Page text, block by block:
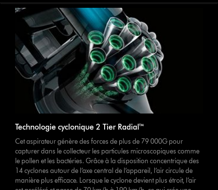
Technologie cyclonique 2 Tier Radial™
Cet aspirateur génère des forces de plus de 79 000G pour
capturer dans le collecteur les particules microscopiques comme
le pollen et les bactéries. Grâce à la disposition concentrique des
14 cyclones autour de l’axe central de l’appareil, l’air circule de
manière plus efficace. Lorsque le cyclone devient plus étroit, l’air